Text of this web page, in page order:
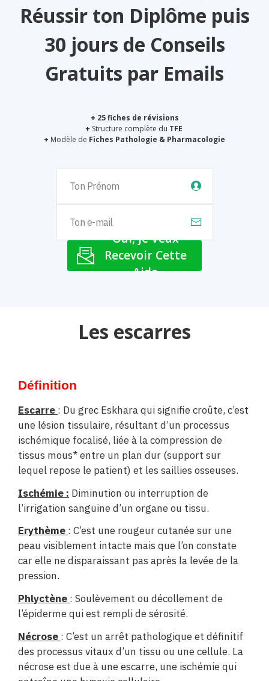
Réussir ton Diplôme puis
30 jours de Conseils
Gratuits par Emails
+ 25 fiches de révisions
+ Structure complète du TFE
+ Modèle de Fiches Pathologie & Pharmacologie
Oui, Je Veux
Recevoir Cette
Aide
Les escarres
Définition
Escarre : Du grec Eskhara qui signifie croûte, c’est
une lésion tissulaire, résultant d’un processus
ischémique focalisé, liée à la compression de
tissus mous* entre un plan dur (support sur
lequel repose le patient) et les saillies osseuses.
Ischémie : Diminution ou interruption de
l’irrigation sanguine d’un organe ou tissu.
Erythème : C’est une rougeur cutanée sur une
peau visiblement intacte mais que l’on constate
car elle ne disparaissant pas après la levée de la
pression.
Phlyctène : Soulèvement ou décollement de
l’épiderme qui est rempli de sérosité.
Nécrose : C’est un arrêt pathologique et définitif
des processus vitaux d’un tissu ou une cellule. La
nécrose est due à une escarre, une ischémie qui